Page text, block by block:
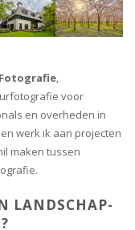
,
voor
en overheden in
werk ik aan projecten
maken tussen
LANDSCHAP-